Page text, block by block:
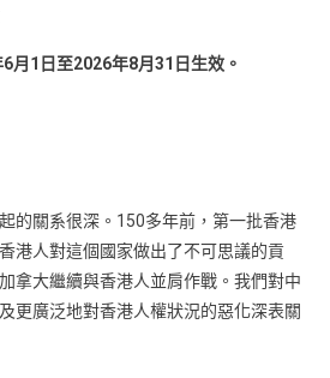
月1日至2026年8月31日生效。
的關系很深。150多年前，第一批香港
港人對這個國家做出了不可思議的貢
拿大繼續與香港人並肩作戰。我們對中
更廣泛地對香港人權狀況的惡化深表關